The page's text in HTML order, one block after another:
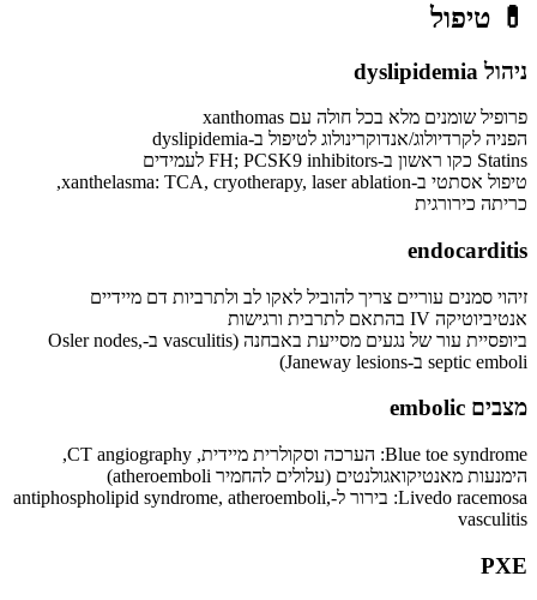
💊 טיפול
ניהול dyslipidemia
פרופיל שומנים מלא בכל חולה עם xanthomas
הפניה לקרדיולוג/אנדוקרינולוג לטיפול ב-dyslipidemia
Statins כקו ראשון ב-FH; PCSK9 inhibitors לעמידים
טיפול אסתטי ב-xanthelasma: TCA, cryotherapy, laser ablation,
כריתה כירורגית
endocarditis
זיהוי סמנים עוריים צריך להוביל לאקו לב ולתרביות דם מיידיים
אנטיביוטיקה IV בהתאם לתרבית ורגישות
ביופסיית עור של נגעים מסייעת באבחנה (vasculitis ב-Osler nodes,
septic emboli ב-Janeway lesions)
מצבים embolic
Blue toe syndrome: הערכה וסקולרית מיידית, CT angiography,
הימנעות מאנטיקואגולנטים (עלולים להחמיר atheroemboli)
Livedo racemosa: בירור ל-antiphospholipid syndrome, atheroemboli,
vasculitis
PXE